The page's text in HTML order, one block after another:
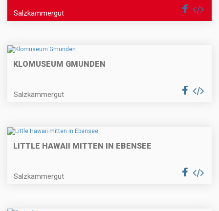
Salzkammergut
KLOMUSEUM GMUNDEN
Salzkammergut
LITTLE HAWAII MITTEN IN EBENSEE
Salzkammergut